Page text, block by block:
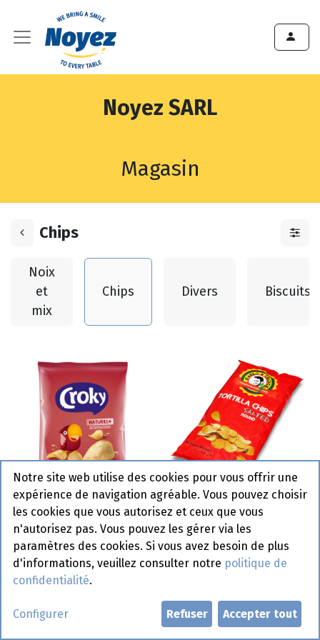
Noyez SARL
Magasin
Chips
Noix
et
mix
Chips Divers Biscuits
Chips Croky Naturel 12 x
200 gr
LA285.1 Tortilla Chips
Naturel Round La
Streetfood 475 gr
Notre site web utilise des cookies pour vous offrir une
expérience de navigation agréable. Vous pouvez choisir
les cookies que vous autorisez et ceux que vous
n'autorisez pas. Vous pouvez les gérer via les
paramètres des cookies. Si vous avez besoin de plus
d'informations, veuillez consulter notre politique de
confidentialité.
Configurer Refuser Accepter tout